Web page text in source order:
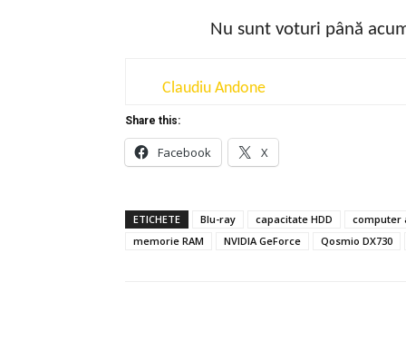
Nu sunt voturi până
Claudiu Andone
Share this:
Facebook X
ETICHETE Blu-ray capacitate HDD
computer
memorie RAM
NVIDIA GeForce Qosmio DX730